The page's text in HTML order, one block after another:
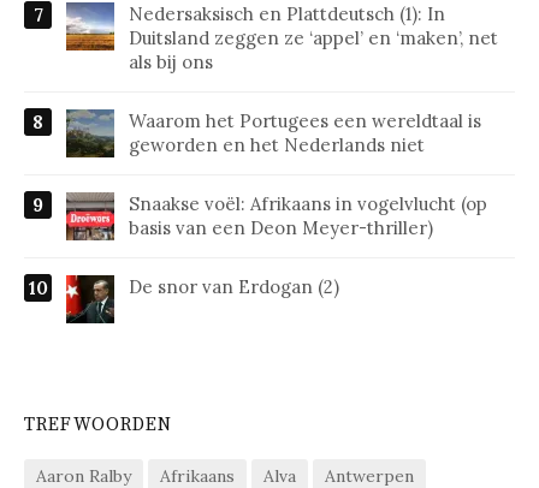
Nedersaksisch en Plattdeutsch (1): In
Duitsland zeggen ze ‘appel’ en ‘maken’, net
als bij ons
Waarom het Portugees een wereldtaal is
geworden en het Nederlands niet
Snaakse voël: Afrikaans in vogelvlucht (op
basis van een Deon Meyer-thriller)
De snor van Erdogan (2)
TREFWOORDEN
Aaron Ralby Afrikaans Alva
Antwerpen